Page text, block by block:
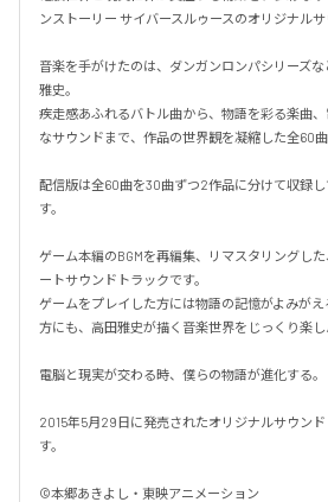
ンストーリー サイバースルゥースのオリジナルサ
音楽を手がけたのは、ダンガンロンパシリーズ
雅史。
疾走感あふれるバトル曲から、物語を彩る楽曲
なサウンドまで、作品の世界観を凝縮した全60曲
配信版は全60曲を30曲ずつ2作品に分けて収録
す。
ゲーム本編のBGMを再編集、リマスタリングし
ートサウンドトラックです。
ゲームをプレイした方には物語の記憶がよみがえ
方にも、高田雅史が描く音楽世界をじっくり楽し
電脳と現実が交わる時、僕らの物語が進化する。
2015年5月29日に発売されたオリジナルサウン
す。
©本郷あきよし・東映アニメーション